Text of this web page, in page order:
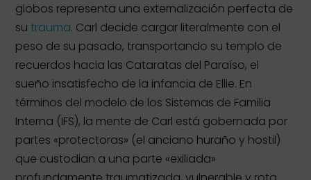
globos representa una externalización perfecta de
sutrauma. Carl decide cargar literalmente con el
peso de su pasado, transportando su templo de
recuerdos hacia las Cataratas del Paraíso, el
sueño insatisfecho de la infancia de Ellie. En
términos del modelo de los Sistemas de Familia
Interna (IFS), la mente de Carl está gobernada por
partes «protectoras» (el anciano huraño y hostil)
que custodian a una parte «exiliada»